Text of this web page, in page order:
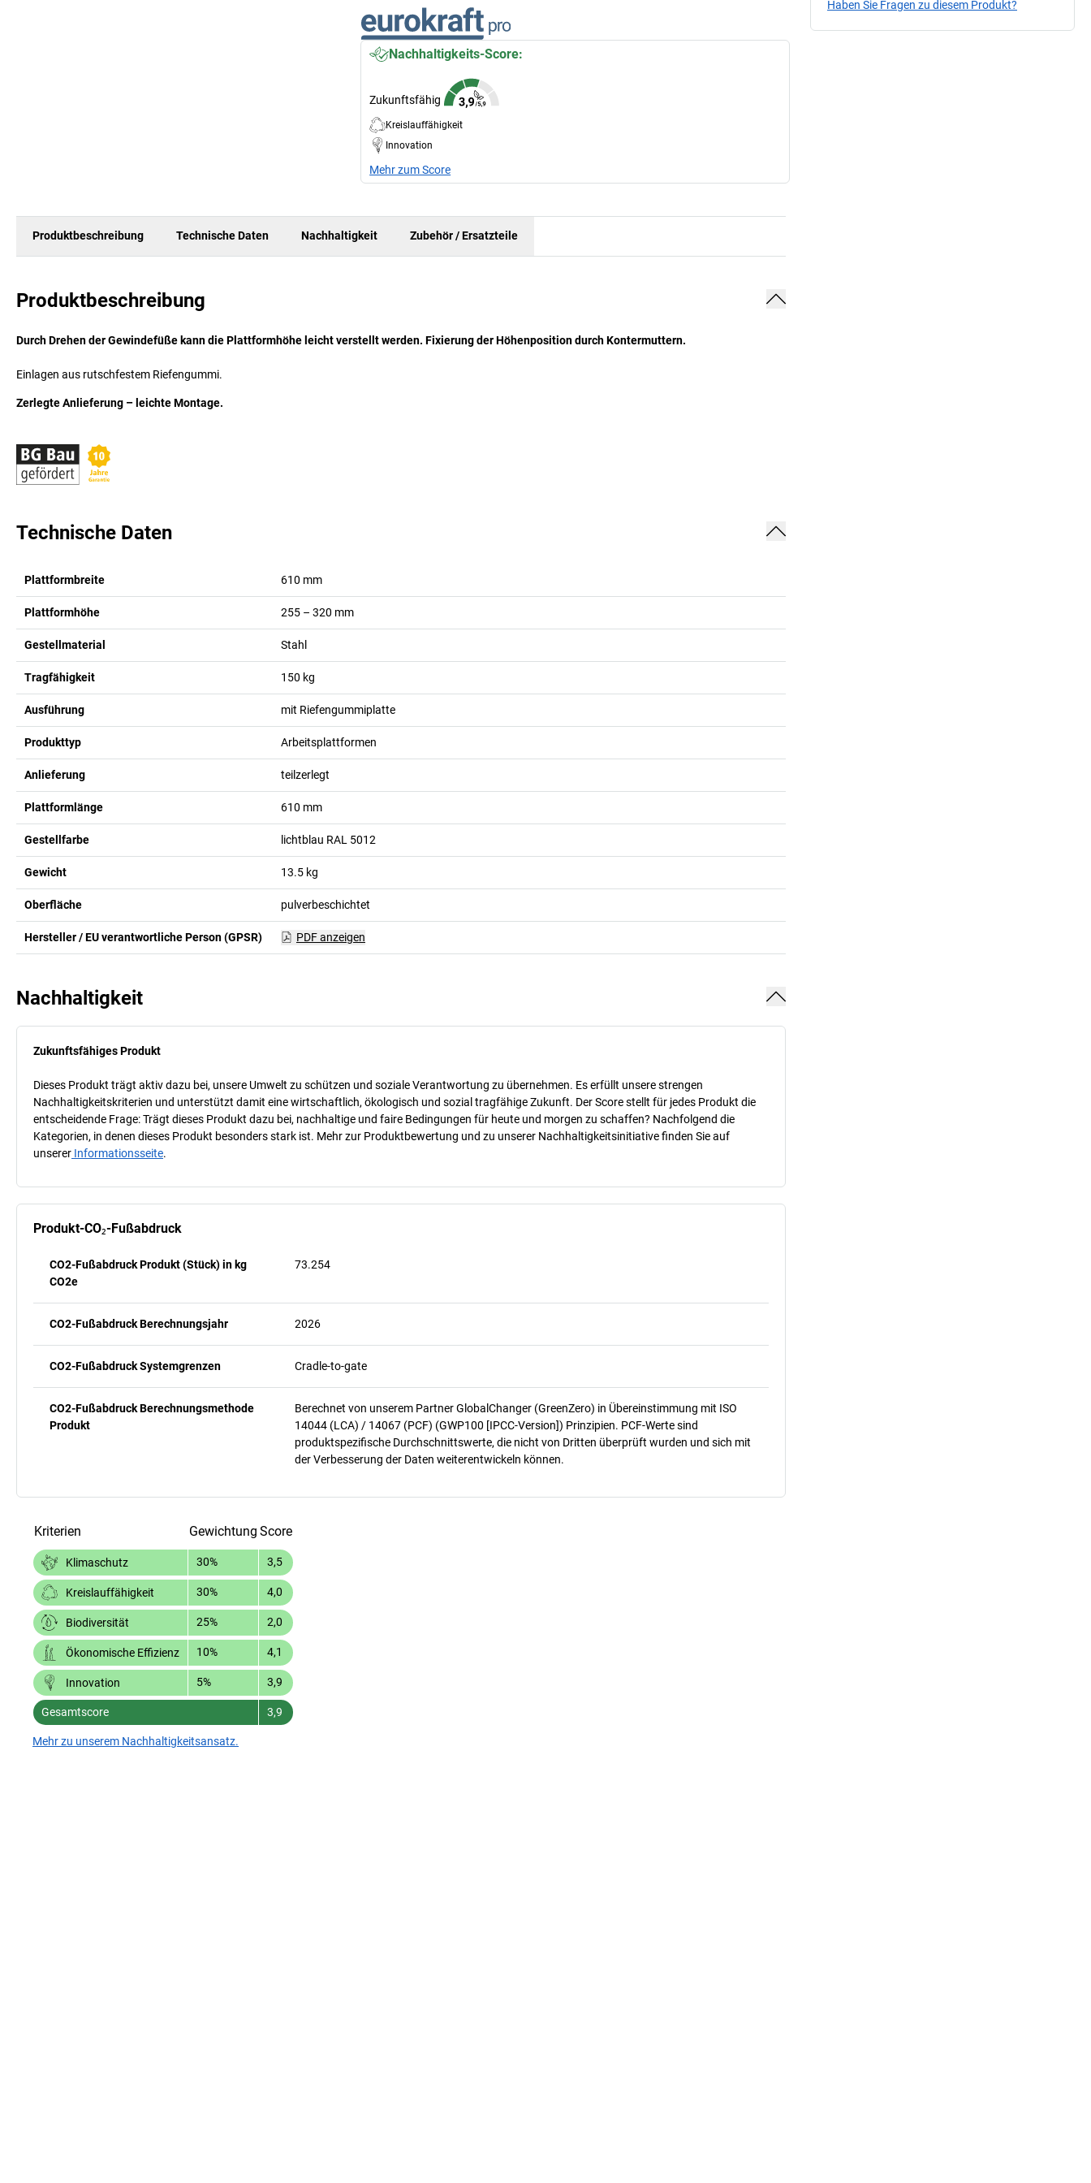
Nachhaltigkeits-Score:
Zukunftsfähig
Kreislauffähigkeit
Innovation
Mehr zum Score
Produktbeschreibung Technische Daten Nachhaltigkeit Zubehör / Ersatzteile
Produktbeschreibung
Durch Drehen der Gewindefüße kann die Plattformhöhe leicht verstellt werden. Fixierung der Höhenposition durch Kontermuttern.
Einlagen aus rutschfestem Riefengummi.
Zerlegte Anlieferung – leichte Montage.
Technische Daten
Plattformbreite 610 mm
Plattformhöhe 255 – 320 mm
Gestellmaterial Stahl
Tragfähigkeit 150 kg
Ausführung mit Riefengummiplatte
Produkttyp Arbeitsplattformen
Anlieferung teilzerlegt
Plattformlänge 610 mm
Gestellfarbe lichtblau RAL 5012
Gewicht 13.5 kg
Oberfläche pulverbeschichtet
Hersteller / EU verantwortliche Person (GPSR) PDF anzeigen
Nachhaltigkeit
Zukunftsfähiges Produkt
Dieses Produkt trägt aktiv dazu bei, unsere Umwelt zu schützen und soziale Verantwortung zu übernehmen. Es erfüllt unsere strengen
Nachhaltigkeitskriterien und unterstützt damit eine wirtschaftlich, ökologisch und sozial tragfähige Zukunft. Der Score stellt für jedes Produkt die
entscheidende Frage: Trägt dieses Produkt dazu bei, nachhaltige und faire Bedingungen für heute und morgen zu schaffen? Nachfolgend die
Kategorien, in denen dieses Produkt besonders stark ist. Mehr zur Produktbewertung und zu unserer Nachhaltigkeitsinitiative finden Sie auf
unserer Informationsseite.
Produkt-CO₂-Fußabdruck
CO2-Fußabdruck Produkt (Stück) in kg
CO2e
73.254
CO2-Fußabdruck Berechnungsjahr 2026
CO2-Fußabdruck Systemgrenzen Cradle-to-gate
CO2-Fußabdruck Berechnungsmethode
Produkt
Berechnet von unserem Partner GlobalChanger (GreenZero) in Übereinstimmung mit ISO
14044 (LCA) / 14067 (PCF) (GWP100 [IPCC-Version]) Prinzipien. PCF-Werte sind
produktspezifische Durchschnittswerte, die nicht von Dritten überprüft wurden und sich mit
der Verbesserung der Daten weiterentwickeln können.
Kriterien Gewichtung Score
Klimaschutz 30% 3,5
Kreislauffähigkeit 30% 4,0
Biodiversität 25% 2,0
Ökonomische Effizienz 10% 4,1
Innovation 5% 3,9
Gesamtscore 3,9
Mehr zu unserem Nachhaltigkeitsansatz.
Haben Sie Fragen zu diesem Produkt?